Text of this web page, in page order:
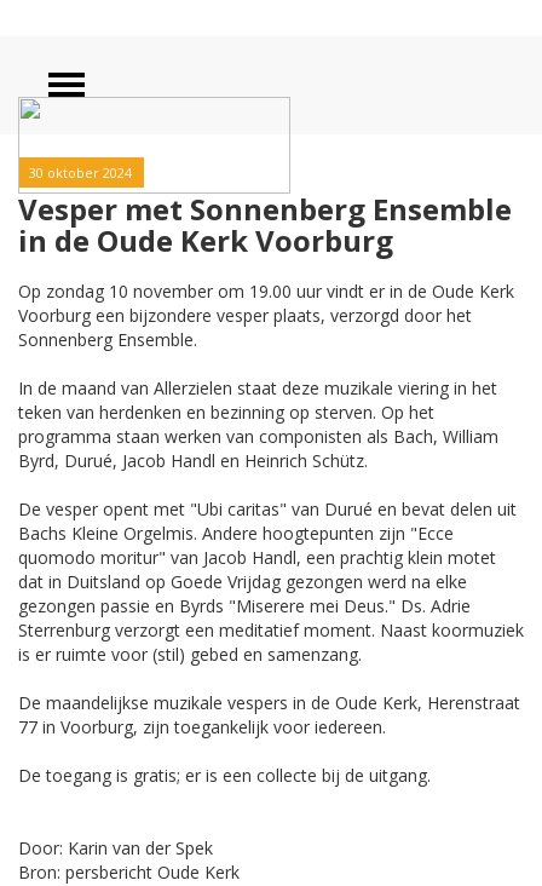
30 oktober 2024
Vesper met Sonnenberg Ensemble
in de Oude Kerk Voorburg
Op zondag 10 november om 19.00 uur vindt er in de Oude Kerk
Voorburg een bijzondere vesper plaats, verzorgd door het
Sonnenberg Ensemble.
In de maand van Allerzielen staat deze muzikale viering in het
teken van herdenken en bezinning op sterven. Op het
programma staan werken van componisten als Bach, William
Byrd, Durué, Jacob Handl en Heinrich Schütz.
De vesper opent met "Ubi caritas" van Durué en bevat delen uit
Bachs Kleine Orgelmis. Andere hoogtepunten zijn "Ecce
quomodo moritur" van Jacob Handl, een prachtig klein motet
dat in Duitsland op Goede Vrijdag gezongen werd na elke
gezongen passie en Byrds "Miserere mei Deus." Ds. Adrie
Sterrenburg verzorgt een meditatief moment. Naast koormuziek
is er ruimte voor (stil) gebed en samenzang.
De maandelijkse muzikale vespers in de Oude Kerk, Herenstraat
77 in Voorburg, zijn toegankelijk voor iedereen.
De toegang is gratis; er is een collecte bij de uitgang.
Door: Karin van der Spek
Bron: persbericht Oude Kerk